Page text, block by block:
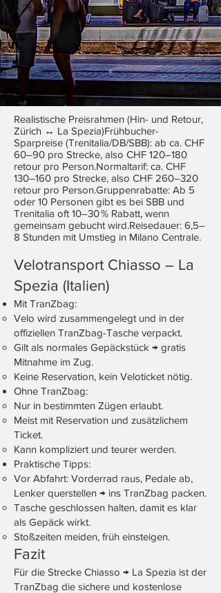
Realistische Preisrahmen (Hin- und Retour,
Zürich ↔ La Spezia)Frühbucher-
Sparpreise (Trenitalia/DB/SBB): ab ca. CHF
60–90 pro Strecke, also CHF 120–180
retour pro Person.Normaltarif: ca. CHF
130–160 pro Strecke, also CHF 260–320
retour pro Person.Gruppenrabatte: Ab 5
oder 10 Personen gibt es bei SBB und
Trenitalia oft 10–30 % Rabatt, wenn
gemeinsam gebucht wird.Reisedauer: 6,5–
8 Stunden mit Umstieg in Milano Centrale.
Velotransport Chiasso – La
Spezia (Italien)
Mit TranZbag:
Velo wird zusammengelegt und in der
offiziellen TranZbag-Tasche verpackt.
Gilt als normales Gepäckstück → gratis
Mitnahme im Zug.
Keine Reservation, kein Veloticket nötig.
Ohne TranZbag:
Nur in bestimmten Zügen erlaubt.
Meist mit Reservation und zusätzlichem
Ticket.
Kann kompliziert und teurer werden.
Praktische Tipps:
Vor Abfahrt: Vorderrad raus, Pedale ab,
Lenker querstellen → ins TranZbag packen.
Tasche geschlossen halten, damit es klar
als Gepäck wirkt.
Stoßzeiten meiden, früh einsteigen.
Fazit
Für die Strecke Chiasso → La Spezia ist der
TranZbag die sichere und kostenlose